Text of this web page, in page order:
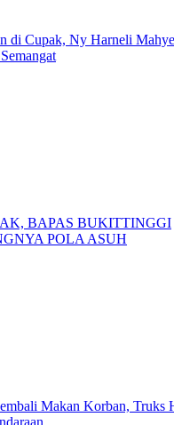
di Cupak, Ny Harneli
BAPAS BUKITTINGGI
POLA ASUH
Makan Korban, Truks